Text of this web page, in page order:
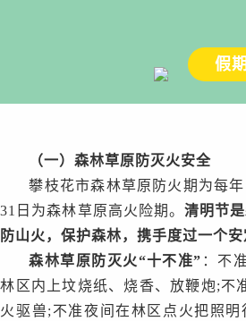
假
（一）森林草原防灭火安全
攀枝花市森林草原防火期为每
31日为森林草原高火险期。 清明节
防山火，保护森林，携手度过一个安
森林草原防灭火“十不准” ：不
林区内上坟烧纸、烧香、放鞭炮;不
火驱兽;不准夜间在林区点火把照